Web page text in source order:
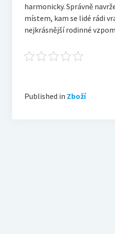
harmonicky. Správně
místem, kam se lidé rádi
nejkrásnější rodinné
Published in Zboží